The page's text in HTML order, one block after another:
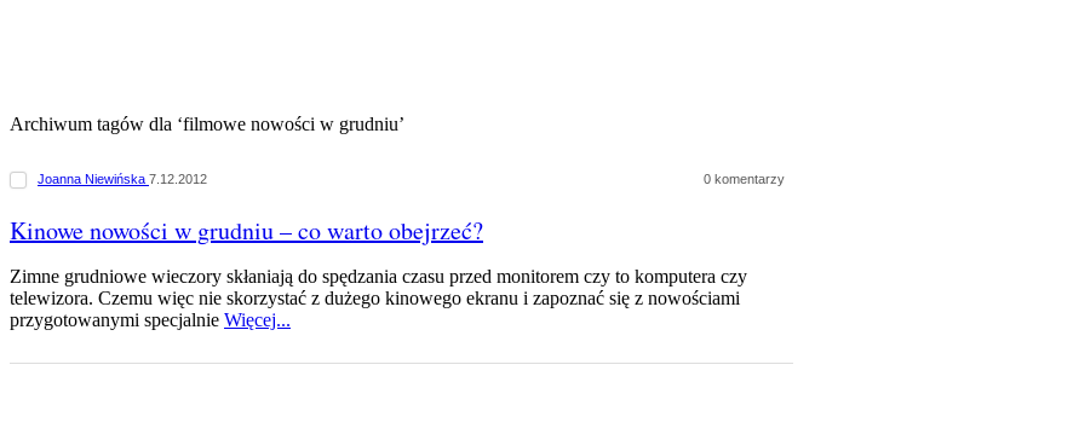
Archiwum tagów dla ‘filmowe nowości w grudniu’
Joanna Niewińska 7.12.2012 0 komentarzy
Kinowe nowości w grudniu – co warto obejrzeć?
Zimne grudniowe wieczory skłaniają do spędzania czasu przed monitorem czy to komputera czy
telewizora. Czemu więc nie skorzystać z dużego kinowego ekranu i zapoznać się z nowościami
przygotowanymi specjalnie Więcej...